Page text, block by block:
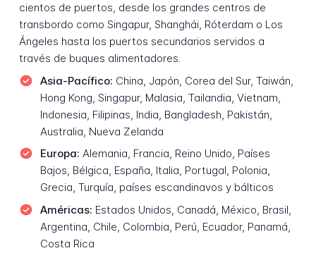
cientos de puertos, desde los grandes centros de
transbordo como Singapur, Shanghái, Róterdam o Los
Ángeles hasta los puertos secundarios servidos a
través de buques alimentadores.
Asia-Pacífico: China, Japón, Corea del Sur, Taiwán,
Hong Kong, Singapur, Malasia, Tailandia, Vietnam,
Indonesia, Filipinas, India, Bangladesh, Pakistán,
Australia, Nueva Zelanda
Europa: Alemania, Francia, Reino Unido, Países
Bajos, Bélgica, España, Italia, Portugal, Polonia,
Grecia, Turquía, países escandinavos y bálticos
Américas: Estados Unidos, Canadá, México, Brasil,
Argentina, Chile, Colombia, Perú, Ecuador, Panamá,
Costa Rica